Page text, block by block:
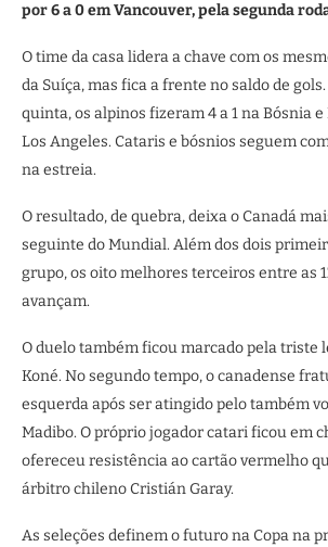
por 6 a 0 em Vancouver, pela segunda
O time da casa lidera a chave com os
da Suíça, mas fica a frente no saldo de
quinta, os alpinos fizeram 4 a 1 na Bósnia
Los Angeles. Cataris e bósnios seguem
na estreia.
O resultado, de quebra, deixa o Canadá
seguinte do Mundial. Além dos dois
grupo, os oito melhores terceiros entre as
avançam.
O duelo também ficou marcado pela triste
Koné. No segundo tempo, o canadense
esquerda após ser atingido pelo também
Madibo. O próprio jogador catari ficou em
ofereceu resistência ao cartão vermelho
árbitro chileno Cristián Garay.
As seleções definem o futuro na Copa na